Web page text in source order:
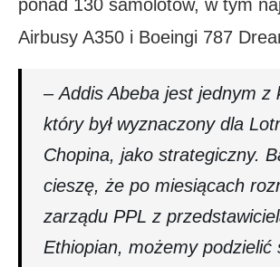
ponad 130 samolotów, w tym
Airbusy A350 i Boeingi 787
– Addis Abeba jest jednym z
który był wyznaczony dla
Chopina, jako strategiczny.
cieszę, że po miesiącach
zarządu PPL z
Ethiopian, możemy podzielić